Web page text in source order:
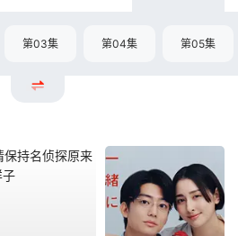
第03集 第04集 第05集